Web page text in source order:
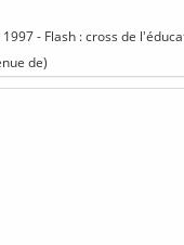
- Flash : cross de
de)